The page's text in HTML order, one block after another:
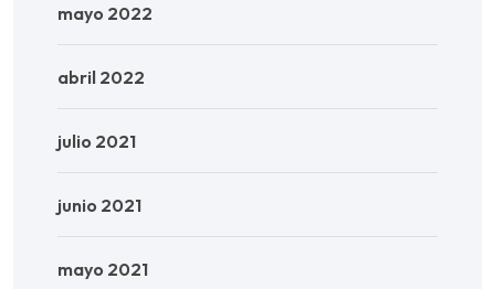
mayo 2022
abril 2022
julio 2021
junio 2021
mayo 2021